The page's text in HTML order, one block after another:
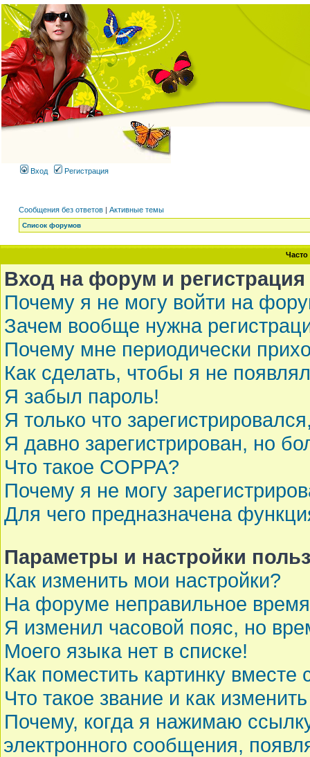
Вход Регистрация
Сообщения без ответов | Активные темы
Список форумов
Вход на форум и регистрация
Почему я не могу войти на
Зачем вообще нужна
Почему мне периодически
Как сделать, чтобы я не
Я забыл пароль!
Я только что
Я давно зарегистрирован, но
Что такое COPPA?
Почему я не могу
Для чего предназначена
Параметры и настройки
Как изменить мои настройки?
На форуме неправильное
Я изменил часовой пояс, но
Моего языка нет в списке!
Как поместить картинку
Что такое звание и как
Почему, когда я нажимаю
электронного сообщения,